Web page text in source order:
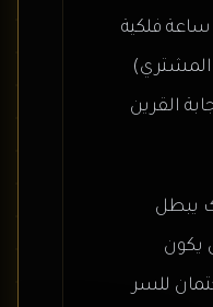
فلكية
المشتري)
القرين
يبطل
يكون
للسر